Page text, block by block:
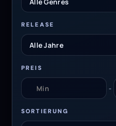
RELEASE
PREIS
-
SORTIERUNG